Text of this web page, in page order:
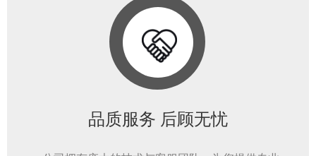
品质服务 后顾无忧